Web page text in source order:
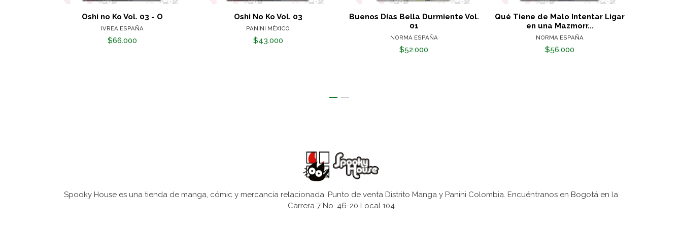
Oshi no Ko Vol. 03 - O
IVREA ESPAÑA
$66.000
Oshi No Ko Vol. 03
PANINI MÉXICO
$43.000
Buenos Días Bella Durmiente Vol.
01
NORMA ESPAÑA
$52.000
Qué Tiene de Malo Intentar Ligar
en una Mazmorr...
NORMA ESPAÑA
$56.000
Spooky House es una tienda de manga, cómic y mercancía relacionada. Punto de venta Distrito Manga y Panini Colombia. Encuéntranos en Bogotá en la
Carrera 7 No. 46-20 Local 104